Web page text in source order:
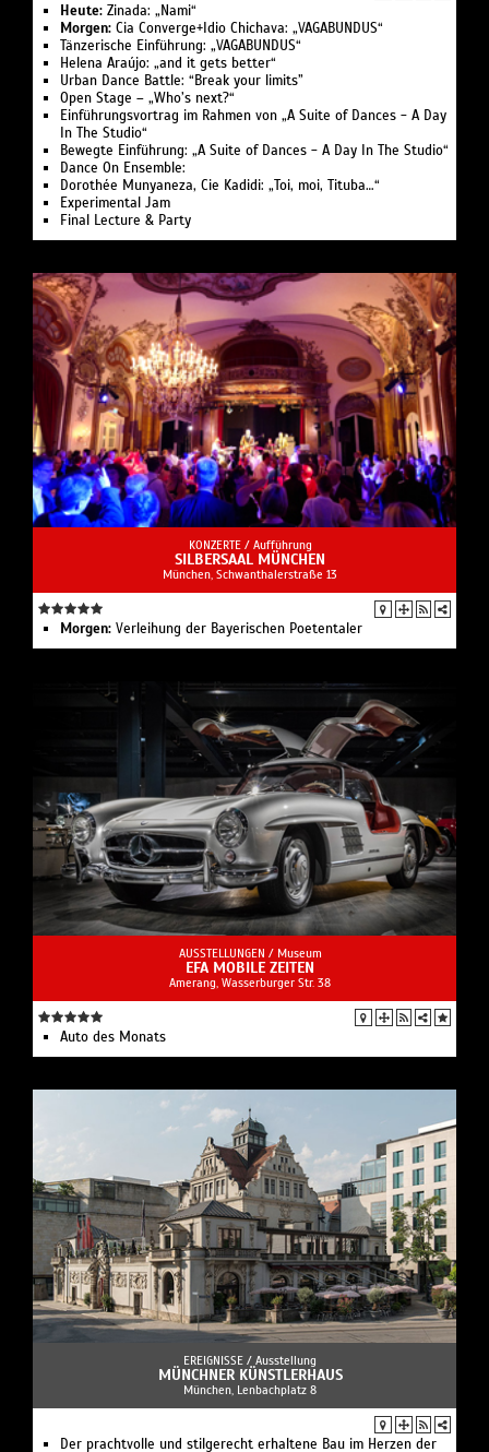
Heute: Zinada: „Nami“
Morgen: Cia Converge+Idio Chichava: „VAGABUNDUS“
Tänzerische Einführung: „VAGABUNDUS“
Helena Araújo: „and it gets better“
Urban Dance Battle: “Break your limits”
Open Stage – „Who’s next?“
Einführungsvortrag im Rahmen von „A Suite of Dances - A Day
In The Studio“
Bewegte Einführung: „A Suite of Dances - A Day In The Studio“
Dance On Ensemble:
Dorothée Munyaneza, Cie Kadidi: „Toi, moi, Tituba…“
Experimental Jam
Final Lecture & Party
KONZERTE / Aufführung
SILBERSAAL MÜNCHEN
München, Schwanthalerstraße 13
Morgen: Verleihung der Bayerischen Poetentaler
AUSSTELLUNGEN / Museum
EFA MOBILE ZEITEN
Amerang, Wasserburger Str. 38
Auto des Monats
EREIGNISSE / Ausstellung
MÜNCHNER KÜNSTLERHAUS
München, Lenbachplatz 8
Der prachtvolle und stilgerecht erhaltene Bau im Herzen der